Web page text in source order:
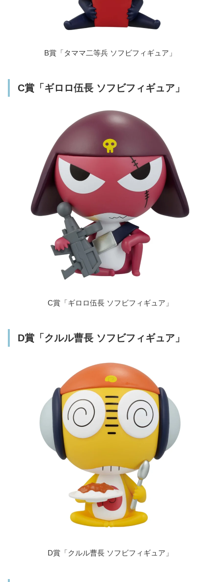
B賞「タママ二等兵 ソフビフィギュア」
C賞「ギロロ伍長 ソフビフィギュア」
C賞「ギロロ伍長 ソフビフィギュア」
D賞「クルル曹長 ソフビフィギュア」
D賞「クルル曹長 ソフビフィギュア」